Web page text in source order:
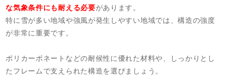
な気象条件にも耐える必要があります。
特に雪が多い地域や強風が発生しやすい地域では、構造の強度
が非常に重要です。
ポリカーボネートなどの耐候性に優れた材料や、しっかりとし
たフレームで支えられた構造を選びましょう。